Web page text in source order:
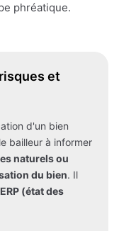
phréatique.
et
d'un bien
bailleur à informer
naturels ou
du bien. Il
ERP (état des